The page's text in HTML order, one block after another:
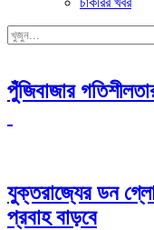
পুঁজিবাজার
যুক্তরাজ্যের ডন
প্রবাহ বাড়বে